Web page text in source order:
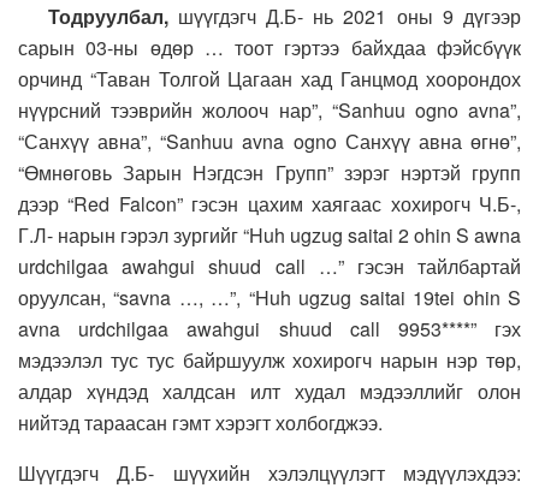
Тодруулбал,шүүгдэгч Д.Б- нь 2021 оны 9 дүгээр
сарын 03-ны өдөр … тоот гэртээ байхдаа фэйсбүүк
орчинд “Таван Толгой Цагаан хад Ганцмод хоорондох
нүүрсний тээврийн жолооч нар”, “Sanhuu ogno avna”,
“Санхүү авна”, “Sanhuu avna ogno Санхүү авна өгнө”,
“Өмнөговь Зарын Нэгдсэн Групп” зэрэг нэртэй групп
дээр “Red Falcon” гэсэн цахим хаягаас хохирогч Ч.Б-,
Г.Л- нарын гэрэл зургийг “Huh ugzug saitai 2 ohin S awna
urdchilgaa awahgui shuud call …” гэсэн тайлбартай
оруулсан, “savna …, …”, “Huh ugzug saitai 19tei ohin S
avna urdchilgaa awahgui shuud call 9953****” гэх
мэдээлэл тус тус байршуулж хохирогч нарын нэр төр,
алдар хүндэд халдсан илт худал мэдээллийг олон
нийтэд тараасан гэмт хэрэгт холбогджээ.
Шүүгдэгч Д.Б- шүүхийн хэлэлцүүлэгт мэдүүлэхдээ: